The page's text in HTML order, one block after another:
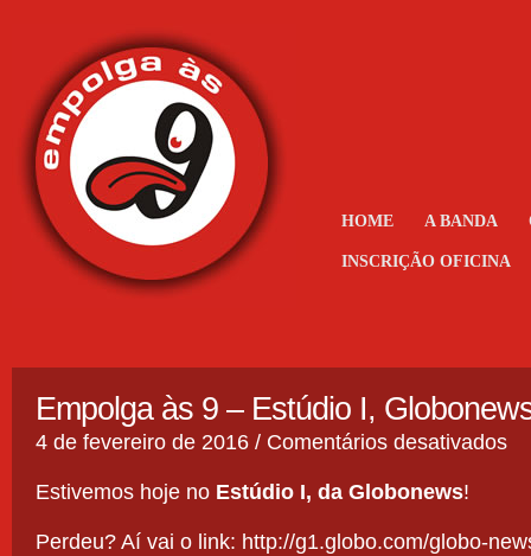
HOME A BANDA
INSCRIÇÃO OFICINA
Empolga às 9 – Estúdio I,
4 de fevereiro de 2016 / Comentários desativados
Estivemos hoje no Estúdio I, da Globonews!
Perdeu? Aí vai o link: http://g1.globo.com/globo-